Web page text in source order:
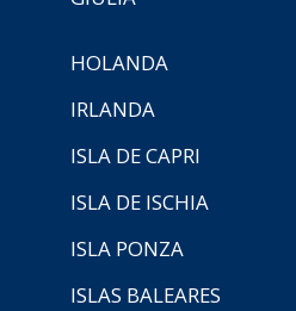
HOLANDA
IRLANDA
ISLA DE CAPRI
ISLA DE ISCHIA
ISLA PONZA
ISLAS BALEARES